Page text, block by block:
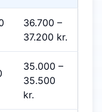
36.700 –
37.200 kr.
35.000 –
35.500
kr.